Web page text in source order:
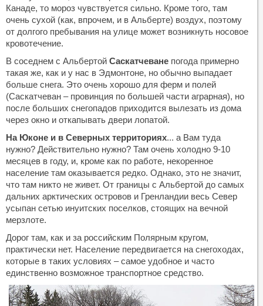
Канаде, то мороз чувствуется сильно. Кроме того, там
очень сухой (как, впрочем, и в Альберте) воздух, поэтому
от долгого пребывания на улице может возникнуть носовое
кровотечение.
В соседнем с Альбертой Саскатчеване погода примерно
такая же, как и у нас в Эдмонтоне, но обычно выпадает
больше снега. Это очень хорошо для ферм и полей
(Саскатчеван – провинция по большей части аграрная), но
после больших снегопадов приходится вылезать из дома
через окно и откапывать двери лопатой.
На Юконе и в Северных территориях... а Вам туда
нужно? Действительно нужно? Там очень холодно 9-10
месяцев в году, и, кроме как по работе, некоренное
население там оказывается редко. Однако, это не значит,
что там никто не живет. От границы с Альбертой до самых
дальних арктических островов и Гренландии весь Север
усыпан сетью инуитских поселков, стоящих на вечной
мерзлоте.
Дорог там, как и за российским Полярным кругом,
практически нет. Население передвигается на снегоходах,
которые в таких условиях – самое удобное и часто
единственно возможное транспортное средство.